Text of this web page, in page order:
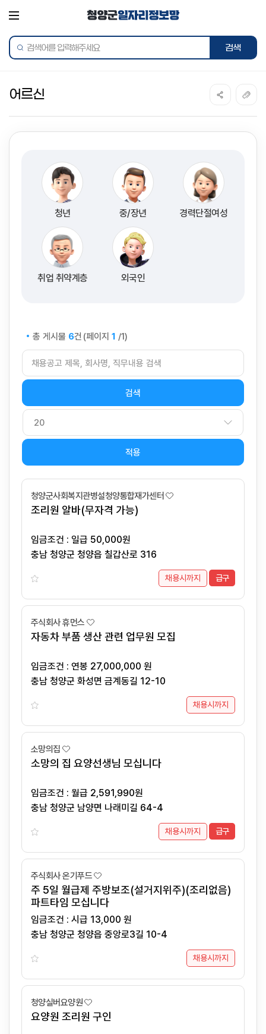
통합검색
어르신
청년 중/장년 경력단절여성
취업 취약계층 외국인
총 게시물 6건 (페이지 1 /1)
적용
청양군사회복지관병설청양통합재가센터
조리원 알바(무자격 가능)
임금조건 : 일급 50,000원
충남 청양군 청양읍 칠갑산로 316
채용시까지 급구
주식회사 휴먼스
자동차 부품 생산 관련 업무원 모집
임금조건 : 연봉 27,000,000 원
충남 청양군 화성면 금계동길 12-10
채용시까지
소망의집
소망의 집 요양선생님 모십니다
임금조건 : 월급 2,591,990원
충남 청양군 남양면 나래미길 64-4
채용시까지 급구
주식회사 온기푸드
주 5일 월급제 주방보조(설거지위주)(조리없음)
파트타임 모십니다
임금조건 : 시급 13,000 원
충남 청양군 청양읍 중앙로3길 10-4
채용시까지
청양실버요양원
요양원 조리원 구인